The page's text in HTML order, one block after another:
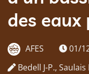
des eaux
AFES
01/
Bedell J-P.,